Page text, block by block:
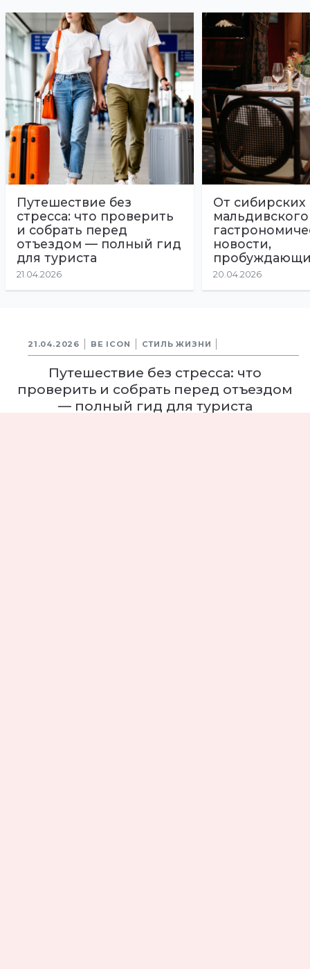
Путешествие без
стресса: что проверить
и собрать перед
отъездом — полный гид
для туриста
21.04.2026
От сибирских
новости,
20.04.2026
21.04.2026 BE ICON СТИЛЬ ЖИЗНИ
Путешествие без стресса: что
проверить и собрать перед отъездом
— полный гид для туриста